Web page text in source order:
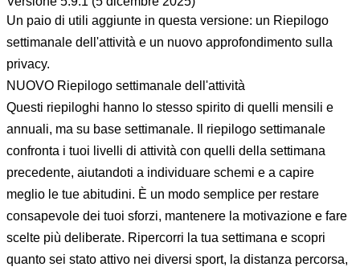
Un paio di utili aggiunte in questa versione: un Riepilogo
settimanale dell'attività e un nuovo approfondimento sulla
privacy.
NUOVO Riepilogo settimanale dell'attività
Questi riepiloghi hanno lo stesso spirito di quelli mensili e
annuali, ma su base settimanale. Il riepilogo settimanale
confronta i tuoi livelli di attività con quelli della settimana
precedente, aiutandoti a individuare schemi e a capire
meglio le tue abitudini. È un modo semplice per restare
consapevole dei tuoi sforzi, mantenere la motivazione e fare
scelte più deliberate. Ripercorri la tua settimana e scopri
quanto sei stato attivo nei diversi sport, la distanza percorsa,